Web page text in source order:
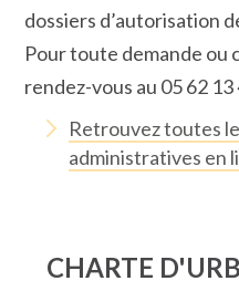
dossiers d’autorisation
Pour toute demande ou
rendez-vous au 05 62 13
Retrouvez toutes
administratives en
CHARTE